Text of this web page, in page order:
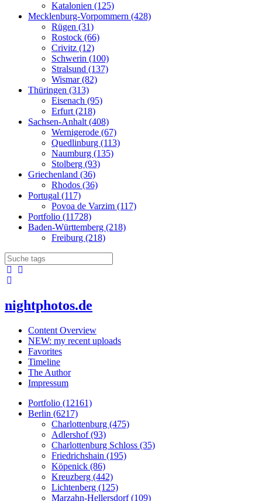
Katalonien (125)
Mecklenburg-Vorpommern (428)
Rügen (31)
Rostock (66)
Crivitz (12)
Schwerin (100)
Stralsund (137)
Wismar (82)
Thüringen (313)
Eisenach (95)
Erfurt (218)
Sachsen-Anhalt (408)
Wernigerode (67)
Quedlinburg (113)
Naumburg (135)
Stolberg (93)
Griechenland (36)
Rhodos (36)
Portugal (117)
Povoa de Varzim (117)
Portfolio (11728)
Baden-Württemberg (218)
Freiburg (218)
nightphotos.de
Content Overview
NEW: my recent uploads
Favorites
Timeline
The Author
Impressum
Portfolio (12161)
Berlin (6217)
Charlottenburg (475)
Adlershof (93)
Charlottenburg Schloss (35)
Friedrichshain (195)
Köpenick (86)
Kreuzberg (442)
Lichtenberg (125)
Marzahn-Hellersdorf (109)